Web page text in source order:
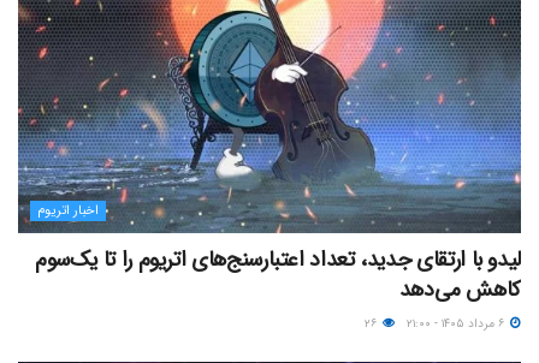
اخبار اتریوم
لیدو با ارتقای جدید، تعداد اعتبارسنج‌های اتریوم را تا یک‌سوم
کاهش می‌دهد